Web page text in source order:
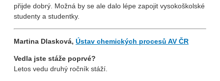
přijde dobrý. Možná by se ale dalo lépe zapojit vysokoškolské
studenty a studentky.
Martina Dlasková, Ústav chemických procesů AV ČR
Vedla jste stáže poprvé?
Letos vedu druhý ročník stáží.